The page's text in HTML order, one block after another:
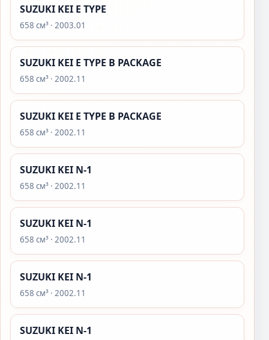
SUZUKI KEI E TYPE
658 см³ · 2003.01
SUZUKI KEI E TYPE B PACKAGE
658 см³ · 2002.11
SUZUKI KEI E TYPE B PACKAGE
658 см³ · 2002.11
SUZUKI KEI N-1
658 см³ · 2002.11
SUZUKI KEI N-1
658 см³ · 2002.11
SUZUKI KEI N-1
658 см³ · 2002.11
SUZUKI KEI N-1